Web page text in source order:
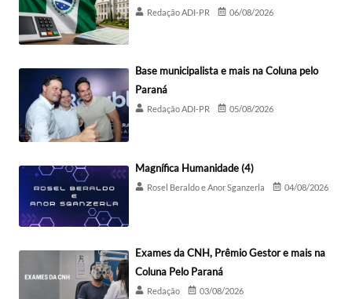
Redação ADI-PR 06/08/2026
Base municipalista e mais na Coluna pelo
Paraná
Redação ADI-PR 05/08/2026
Magnífica Humanidade (4)
Rosel Beraldo e Anor Sganzerla 04/08/2026
Exames da CNH, Prêmio Gestor e mais na
Coluna Pelo Paraná
Redação 03/08/2026